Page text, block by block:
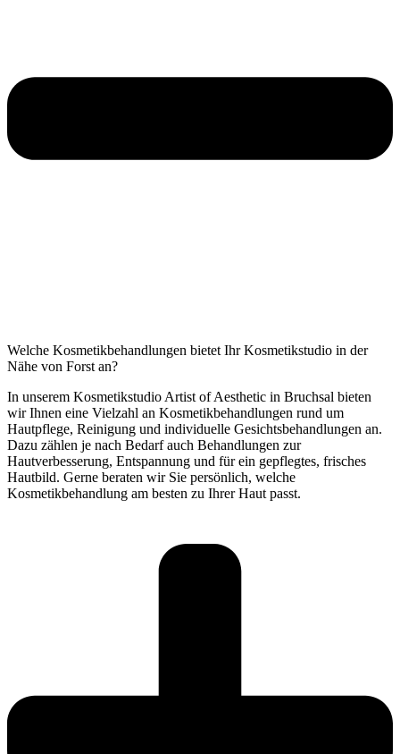
Welche Kosmetikbehandlungen bietet Ihr Kosmetikstudio in der
Nähe von Forst an?
In unserem Kosmetikstudio Artist of Aesthetic in Bruchsal bieten
wir Ihnen eine Vielzahl an Kosmetikbehandlungen rund um
Hautpflege, Reinigung und individuelle Gesichtsbehandlungen an.
Dazu zählen je nach Bedarf auch Behandlungen zur
Hautverbesserung, Entspannung und für ein gepflegtes, frisches
Hautbild. Gerne beraten wir Sie persönlich, welche
Kosmetikbehandlung am besten zu Ihrer Haut passt.